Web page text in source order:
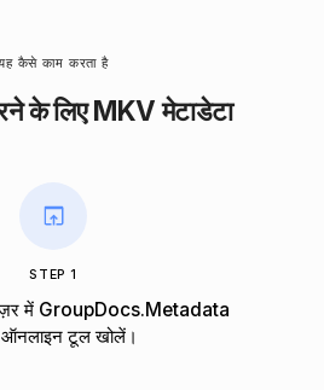
कैसे काम करता है
के लिए MKV मेटाडेटा
STEP 1
में GroupDocs.Metadata
टूल खोलें।